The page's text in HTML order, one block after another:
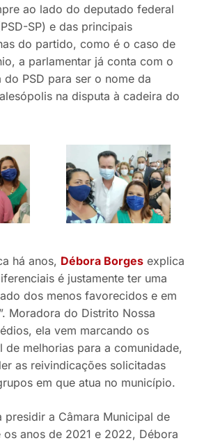
ao lado do deputado federal
SP) e das principais
do partido, como é o caso de
a parlamentar já conta com o
PSD para ser o nome da
na disputa à cadeira do
há anos, Débora Borges explica
é justamente ter uma
dos menos favorecidos e em
Moradora do Distrito Nossa
ela vem marcando os
de melhorias para a comunidade,
as reivindicações solicitadas
em que atua no município.
presidir a Câmara Municipal de
os anos de 2021 e 2022, Débora